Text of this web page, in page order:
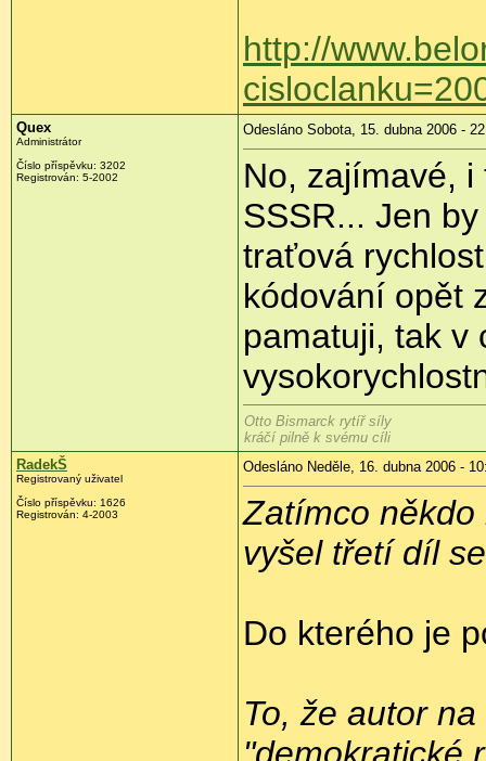
http://
Quex
Administrátor
Číslo příspěvku: 3202
Registrován: 5-2002
Odesláno Sobota, 15. dubna 2006 -
No, zajímavé,
SSSR... Jen
traťová
kódování opět
pamatuji, tak v
Otto Bismarck rytíř síly
kráčí pilně k svému cíli
RadekŠ
Registrovaný uživatel
Číslo příspěvku: 1626
Registrován: 4-2003
Odesláno Neděle, 16. dubna 2006 -
Zatímco
vyšel třetí díl
Do kterého je
To, že autor